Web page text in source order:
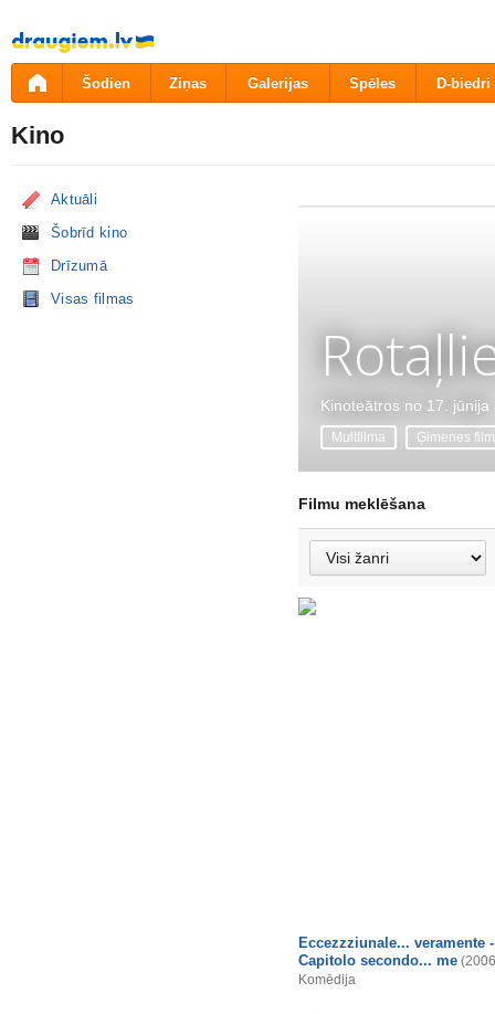
Pāriet
uz
saturu
Šodien Ziņas Galerijas Spēles D-biedri
Kino
Aktuāli
Šobrīd kino
Drīzumā
Visas filmas
Kinoteātros no 17. jūnija
Multfilma Ģimenes
Filmu meklēšana
Eccezzziunale... veramente -
Capitolo secondo... me
Komēdija